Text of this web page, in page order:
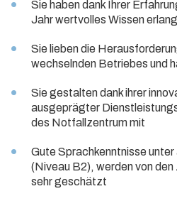
Sie haben dank Ihrer
Jahr wertvolles Wissen
Sie lieben die
wechselnden Betriebes und
Sie gestalten dank ihrer
ausgeprägter
des Notfallzentrum mit
Gute Sprachkenntnisse
(Niveau B2), werden von
sehr geschätzt